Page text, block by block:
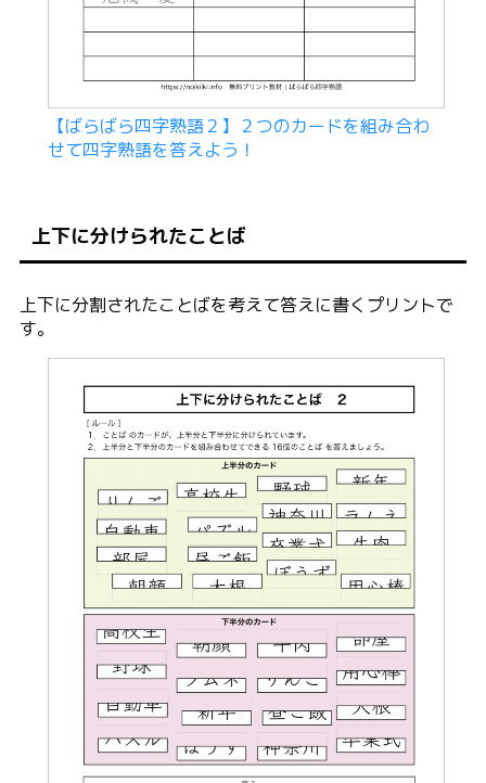
【ばらばら四字熟語２】２つのカードを組み合わ
せて四字熟語を答えよう！
上下に分けられたことば
上下に分割されたことばを考えて答えに書くプリントで
す。